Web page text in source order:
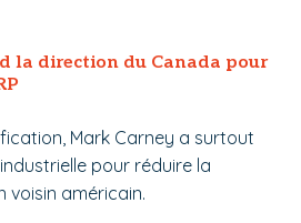
la direction du Canada pour
Mark Carney a surtout
pour réduire la
voisin américain.